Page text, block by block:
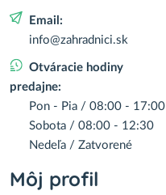
Email:
info@zahradnici.sk
Otváracie hodiny
predajne:
Pon - Pia / 08:00 - 17:00
Sobota / 08:00 - 12:30
Nedeľa / Zatvorené
Môj profil